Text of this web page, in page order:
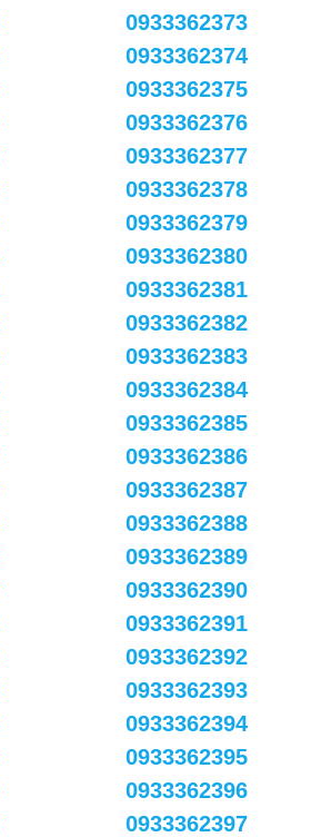
0933362373
0933362374
0933362375
0933362376
0933362377
0933362378
0933362379
0933362380
0933362381
0933362382
0933362383
0933362384
0933362385
0933362386
0933362387
0933362388
0933362389
0933362390
0933362391
0933362392
0933362393
0933362394
0933362395
0933362396
0933362397